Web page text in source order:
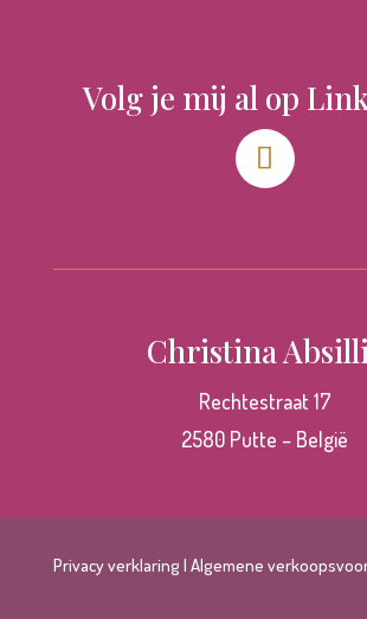
Volg je mij al op
Christina
Rechtestraat 17
2580 Putte – België
Privacy verklaring | Algemene